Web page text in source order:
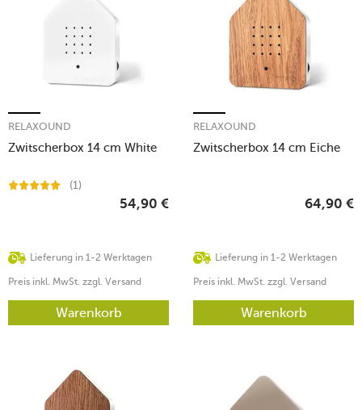
Zwitscherbox 14 cm White
RELAXOUND
(1)
Lieferung in 1-2 Werktagen
54,90 €
Preis inkl. MwSt. zzgl. Versand
Warenkorb
Zwitscherbox 14 cm Eiche
RELAXOUND
Lieferung in 1-2 Werktagen
64,90 €
Preis inkl. MwSt. zzgl. Versand
Warenkorb